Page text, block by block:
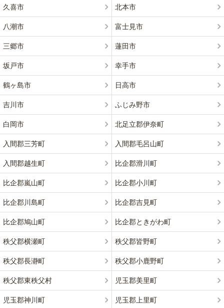
久喜市 北本市
八潮市 富士見市
三郷市 蓮田市
坂戸市 幸手市
鶴ヶ島市 日高市
吉川市 ふじみ野市
白岡市 北足立郡伊奈町
入間郡三芳町 入間郡毛呂山町
入間郡越生町 比企郡滑川町
比企郡嵐山町 比企郡小川町
比企郡川島町 比企郡吉見町
比企郡鳩山町 比企郡ときがわ町
秩父郡横瀬町 秩父郡皆野町
秩父郡長瀞町 秩父郡小鹿野町
秩父郡東秩父村 児玉郡美里町
児玉郡神川町 児玉郡上里町